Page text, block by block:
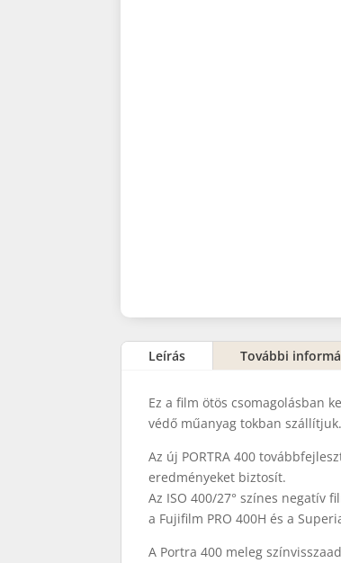
Leírás További
Ez a film ötös csomagolásban
védő műanyag tokban szállítjuk.
Az új PORTRA 400
eredményeket biztosít.
Az ISO 400/27° színes negatív
a Fujifilm PRO 400H és a
A Portra 400 meleg